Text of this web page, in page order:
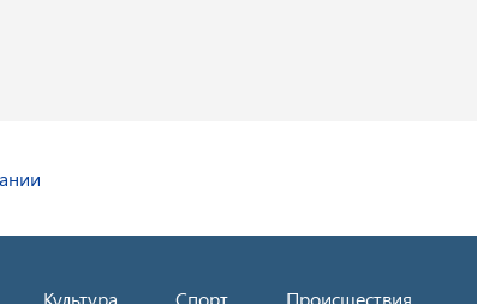
Культура Спорт Происшествия